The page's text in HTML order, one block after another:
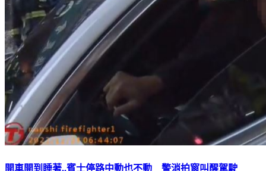
開車開到睡著..賓士停路中動也不動 警消拍窗叫醒駕駛